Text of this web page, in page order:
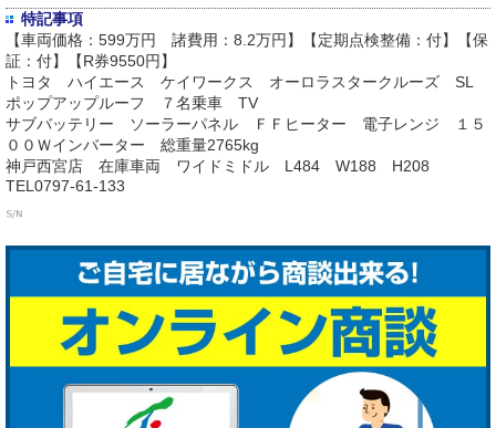
特記事項
【車両価格：599万円 諸費用：8.2万円】【定期点検整備：付】【保
証：付】【R券9550円】
トヨタ ハイエース ケイワークス オーロラスタークルーズ SL
ポップアップルーフ ７名乗車 TV
サブバッテリー ソーラーパネル ＦＦヒーター 電子レンジ １５
００Ｗインバーター 総重量2765kg
神戸西宮店 在庫車両 ワイドミドル L484 W188 H208
TEL0797-61-133